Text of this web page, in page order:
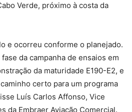
Verde, próximo à costa da
e ocorreu conforme o planejado.
da campanha de ensaios em
da maturidade E190-E2, e
certo para um programa
Luís Carlos Affonso, Vice
da Embraer Aviação Comercial.